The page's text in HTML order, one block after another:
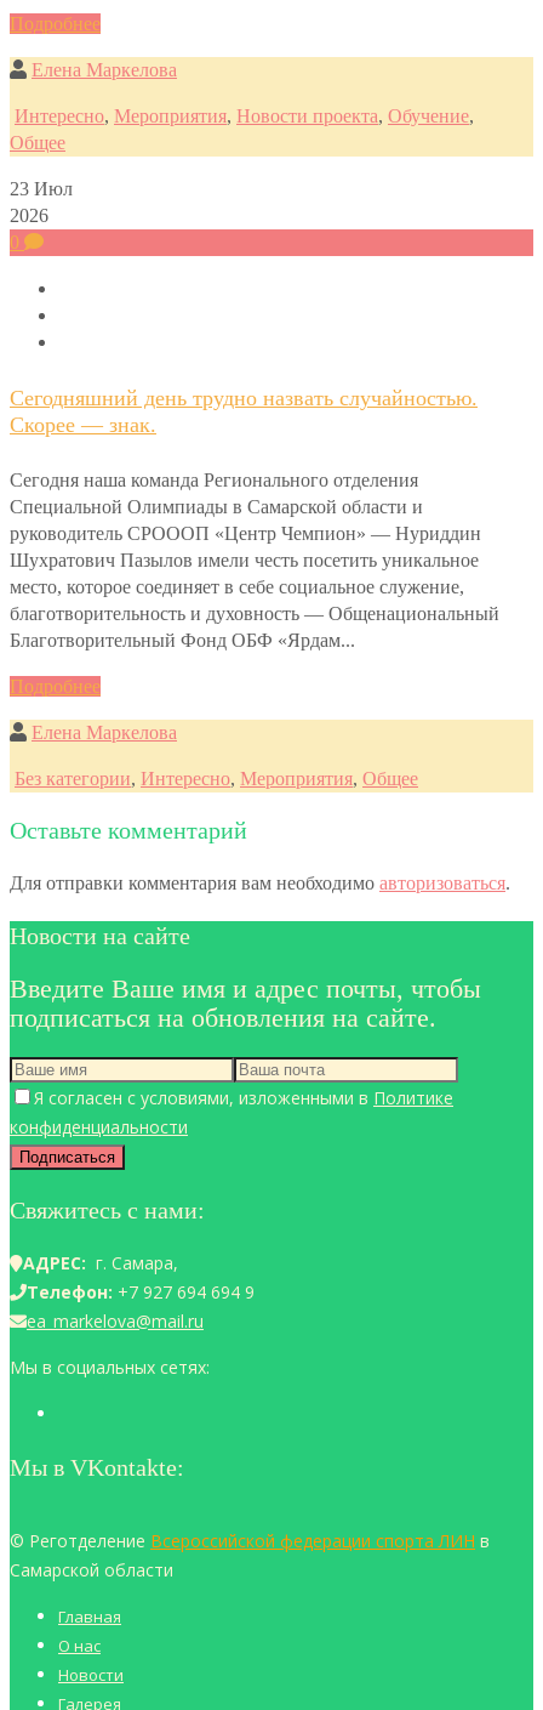
Подробнее
Елена Маркелова
Интересно, Мероприятия, Новости проекта, Обучение,
Общее
23 Июл
2026
0
Сегодняшний день трудно назвать случайностью.
Скорее — знак.
Сегодня наша команда Регионального отделения
Специальной Олимпиады в Самарской области и
руководитель СРОООП «Центр Чемпион» — Нуриддин
Шухратович Пазылов имели честь посетить уникальное
место, которое соединяет в себе социальное служение,
благотворительность и духовность — Общенациональный
Благотворительный Фонд ОБФ «Ярдам...
Подробнее
Елена Маркелова
Без категории, Интересно, Мероприятия, Общее
Оставьте комментарий
Для отправки комментария вам необходимо авторизоваться.
Новости на сайте
Введите Ваше имя и адрес почты, чтобы
подписаться на обновления на сайте.
Я согласен с условиями, изложенными в Политике
конфиденциальности
Свяжитесь с нами:
АДРЕС: г. Самара,
Телефон: +7 927 694 694 9
ea_markelova@mail.ru
Мы в социальных сетях:
Мы в VKontakte:
© Реготделение Всероссийской федерации спорта ЛИН в
Самарской области
Главная
О нас
Новости
Галерея